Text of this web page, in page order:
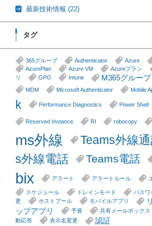
最新技術情報 (22)
タグ
365グループ Authenticator Azure
AzurePlan
Azure VM Azureプラン
リ
GPO Intune M365グループ
MDM
Microsoft Authenticator Mobile
k
Performance Diagnostics Power Shell
Reserved Instance RI robocopy
ms外線
Teams外線
s外線電話
Teams電話
bix
アラート アラートルール
スケジュール ドレインモード パスワ
更
ホストプール モバイルアプリ
ップアプリ
予算 共有メールボックス
動応答
表示名変更 認証